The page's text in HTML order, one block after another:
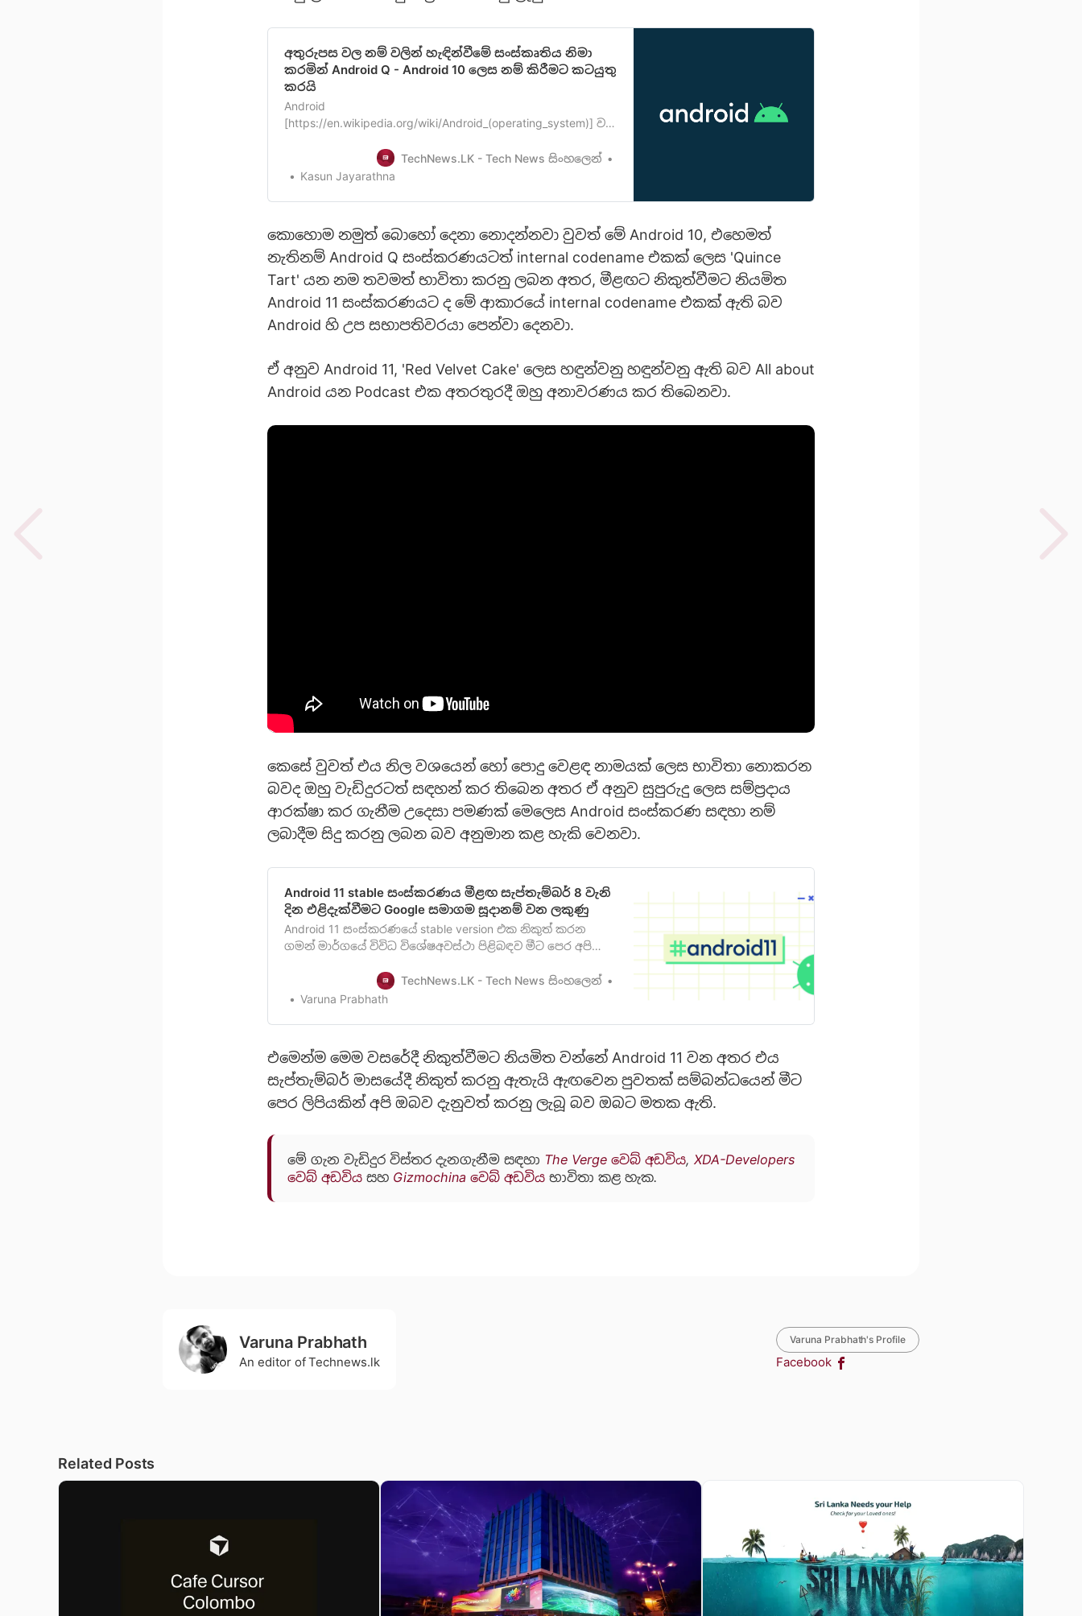
අතුරුපස වල නම් වලින් හැඳින්වීමේ සංස්කෘතිය නිමා
කරමින් Android Q - Android 10 ලෙස නම් කිරීමට කටයුතු
කරයි
Android
[https://en.wikipedia.org/wiki/Android_(operating_system)] වල
තිබෙන පිළිවෙලට සෑම Androidසංස්කරණයක් හැඳින්වීම
සඳහාම අතුරුපසක නමක් යොදාගැනීමට කටයුතු කළ බව අපි
TechNews.LK - Tech News සිංහලෙන්
Kasun Jayarathna
කොහොම නමුත් බොහෝ දෙනා නොදන්නවා වුවත් මේ Android 10, එහෙමත්
නැතිනම් Android Q සංස්කරණයටත් internal codename එකක් ලෙස 'Quince
Tart' යන නම තවමත් භාවිතා කරනු ලබන අතර, මීළඟට නිකුත්වීමට නියමිත
Android 11 සංස්කරණයට ද මේ ආකාර‍යේ internal codename එකක් ඇති බව
Android හි උප සභාපතිවරයා පෙන්වා දෙනවා.
ඒ අනුව Android 11, 'Red Velvet Cake' ලෙස හඳුන්වනු හඳුන්වනු ඇති බව All about
Android යන Podcast එක අතරතුරදී ඔහු අනාවරණය කර තිබෙනවා.
කෙසේ වුවත් එය නිල වශයෙන් හෝ පොදු වෙළඳ නාමයක් ලෙස භාවිතා නොකරන
බවද ඔහු වැඩිදුරටත් සඳහන් කර තිබෙන අතර ඒ අනුව සුපුරුදු ලෙස සම්ප්‍රදාය
ආරක්ෂා කර ගැනීම උදෙසා පමණක් මෙලෙස Android සංස්කරණ සඳහා නම්
ලබාදීම සිදු කරනු ලබන බව අනුමාන කළ හැකි වෙනවා.
Android 11 stable සංස්කරණය මීළඟ සැප්තැම්බර් 8 වැනි
දින එළිදැක්වීමට Google සමාගම සූදානම් වන ලකුණු
Android 11 සංස්කරණයේ stable version එක නිකුත් කරන
ගමන් මාර්ගයේ විවිධ විශේෂඅවස්ථා පිළිබඳව මීට පෙර අපි
ඇති. Google Pixel සහ OnePlus ජංගම දුරකථන සඳහා Android
11 Beta 1 සංස්කරණය නිකුත්කිරීමට කටයුතු කරයිපසුගිය ජුලි
TechNews.LK - Tech News සිංහලෙන්
Varuna Prabhath
එමෙන්ම මෙම වසරේදී නිකුත්වීමට නියමිත වන්නේ Android 11 වන අතර එය
සැප්තැම්බර් මාසයේදී නිකුත් කරනු ඇතැයි ඇඟවෙන පුවතක් සම්බන්ධයෙන් මීට
පෙර ලිපියකින් අපි ඔබව දැනුවත් කරනු ලැබූ බව ඔබට මතක ඇති.
මේ ගැන වැඩිදුර විස්තර දැනගැනීම සඳහා The Verge වෙබ් අඩවිය, XDA-Developers
වෙබ් අඩවිය සහ Gizmochina වෙබ් අඩවිය භාවිතා කළ හැක.
Varuna Prabhath
An editor of Technews.lk
Varuna Prabhath's Profile
Facebook
Related Posts